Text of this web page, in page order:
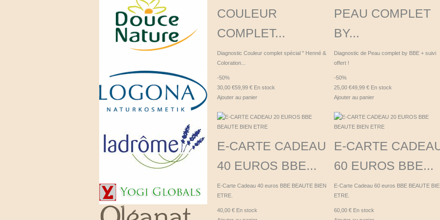
COULEUR
COMPLET...
Diagnostic Couleur complet spécial " Henné &
Coloration...
-50%
30,00 €59,99 € En stock
Ajouter au panier
PEAU COMPLET
BY...
Diagnostic de Peau complet by BBE + suivi
offert !
-50%
25,00 €49,99 € En stock
Ajouter au panier
E-CARTE CADEAU
40 EUROS BBE...
E-Carte Cadeau 40 euros BBE BEAUTE BIEN
ETRE.
40,00 € En stock
E-CARTE
60 EUROS BBE...
E-Carte Cadeau 60 euros BBE BEAUTE
ETRE.
60,00 € En stock